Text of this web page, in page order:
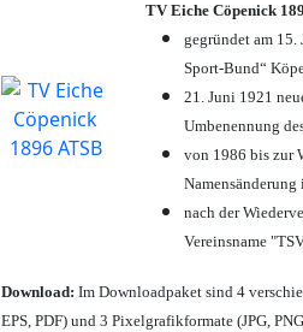
TV Eiche Cöpenick
gegründet am 15.
Sport-Bund“
21. Juni 1921
Umbenennung
von 1986 bis zur
nach der
Vereinsname
Download: Im Downloadpaket sind 4
EPS, PDF) und 3 Pixelgrafikformate (JPG,